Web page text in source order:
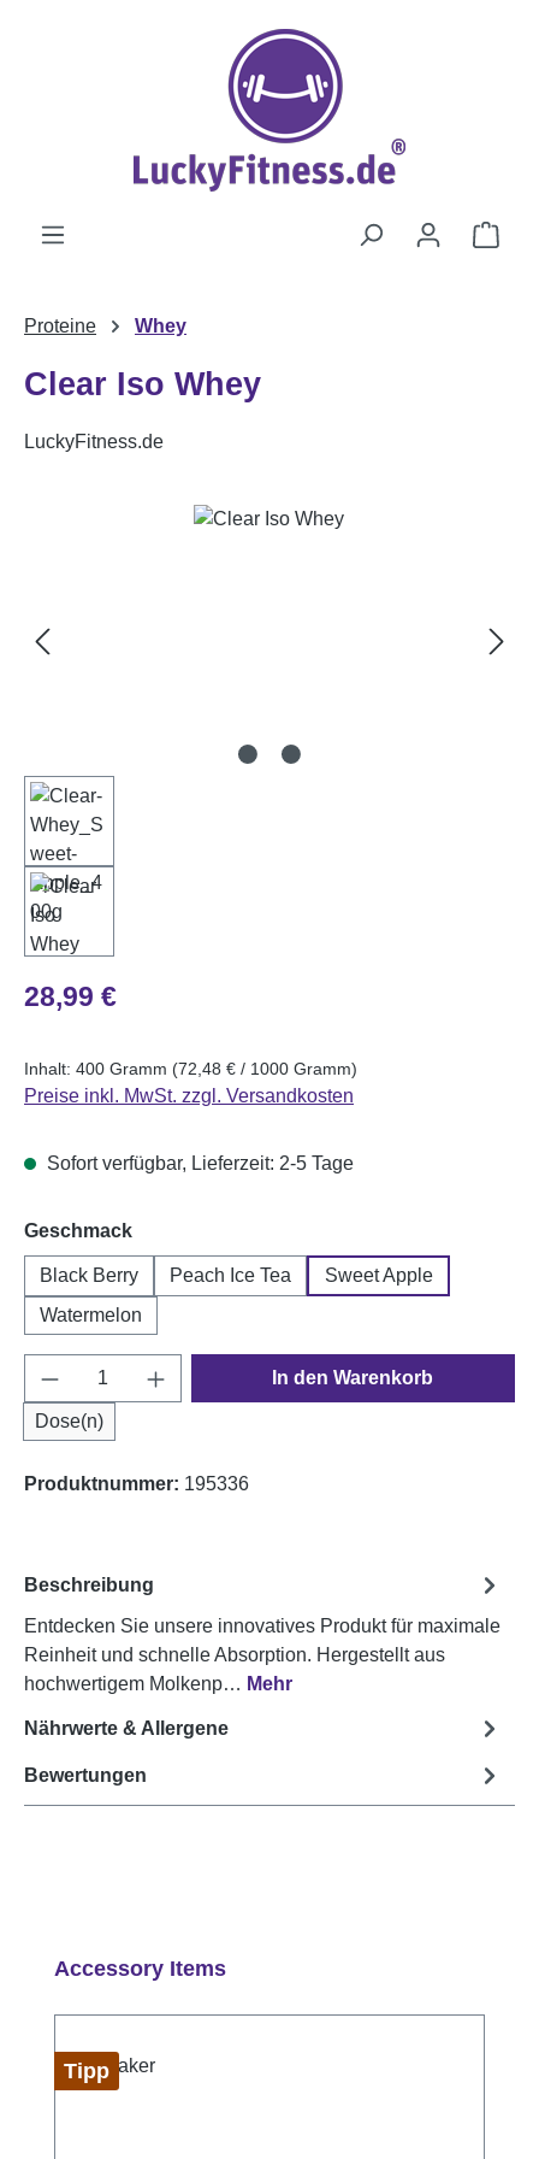
Proteine Whey
Clear Iso Whey
LuckyFitness.de
Bildergalerie überspringen
Regulärer Preis:
28,99 €
Inhalt: 400 Gramm (72,48 € / 1000 Gramm)
Preise inkl. MwSt. zzgl. Versandkosten
Sofort verfügbar, Lieferzeit: 2-5 Tage
Geschmackauswählen
Black Berry Peach Ice Tea
Sweet Apple
Watermelon
Produkt Anzahl: Gib den gewünschten
Dose(n)
In den Warenkorb
Produktnummer: 195336
Beschreibung
Entdecken Sie unsere innovatives Produkt für maximale
Reinheit und schnelle Absorption. Hergestellt aus
hochwertigem Molkenp… Mehr
Nährwerte & Allergene
Bewertungen
Produktgalerie überspringen
Accessory Items
Tipp